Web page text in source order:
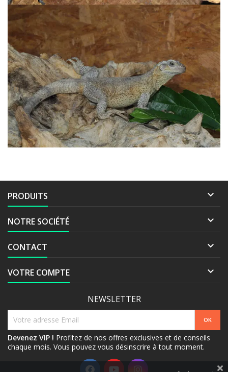
PRODUITS 
NOTRE SOCIÉTÉ 
CONTACT 
VOTRE COMPTE 
NEWSLETTER
Devenez VIP ! Profitez de nos offres exclusives et de conseils
chaque mois. Vous pouvez vous désinscrire à tout moment.